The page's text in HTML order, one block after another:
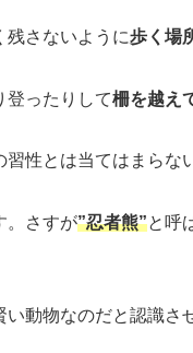
さないように歩く場
ったりして柵を越え
性とは当てはまらな
。さすが”忍者熊”と呼
動物なのだと認識さ